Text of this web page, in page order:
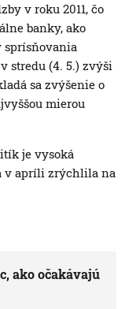
v roku 2011, čo
banky, ako
sprísňovania
stredu (4. 5.) zvýši
sa zvýšenie o
mierou
je vysoká
v apríli zrýchlila na
ako očakávajú